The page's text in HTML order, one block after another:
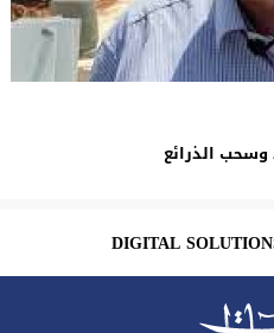
الذرائع
DIGITAL